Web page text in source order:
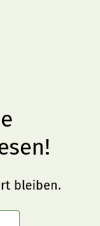
bleiben.